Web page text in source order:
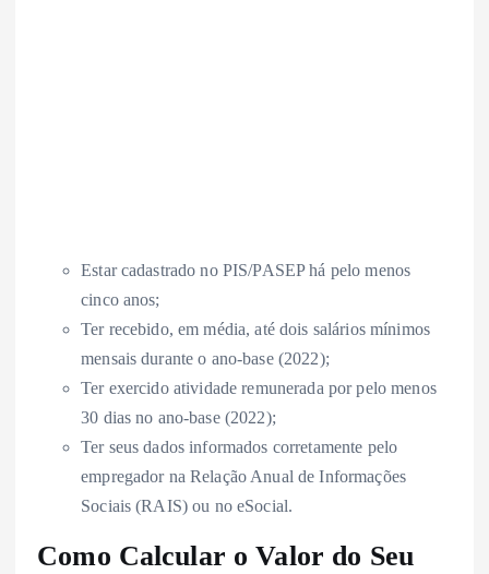
Estar cadastrado no PIS/PASEP há pelo menos
cinco anos;
Ter recebido, em média, até dois salários mínimos
mensais durante o ano-base (2022);
Ter exercido atividade remunerada por pelo menos
30 dias no ano-base (2022);
Ter seus dados informados corretamente pelo
empregador na Relação Anual de Informações
Sociais (RAIS) ou no eSocial.
Como Calcular o Valor do Seu